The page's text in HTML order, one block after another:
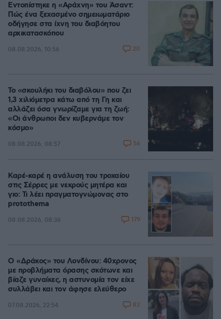
Εντοπίστηκε η «Αράχνη» του Άσαντ:
Πώς ένα ξεχασμένο σημειωματάριο
οδήγησε στα ίχνη του διαβόητου
αρχικατασκόπου
08.08.2026, 10:56 20
Το «σκουλήκι του διαβόλου» που ζει
1,3 χιλιόμετρα κάτω από τη Γη και
αλλάζει όσα γνωρίζαμε για τη ζωή:
«Οι άνθρωποι δεν κυβερνάμε τον
κόσμο»
08.08.2026, 08:57 56
Καρέ-καρέ η ανάλυση του τροχαίου
στις Σέρρες με νεκρούς μητέρα και
γιο: Τι λέει πραγματογνώμονας στο
protothema
08.08.2026, 08:36 179
Ο «Δράκος» του Λονδίνου: 40χρονος
με προβλήματα όρασης σκότωνε και
βίαζε γυναίκες, η αστυνομία τον είχε
συλλάβει και τον άφησε ελεύθερο
07.08.2026, 22:54 82